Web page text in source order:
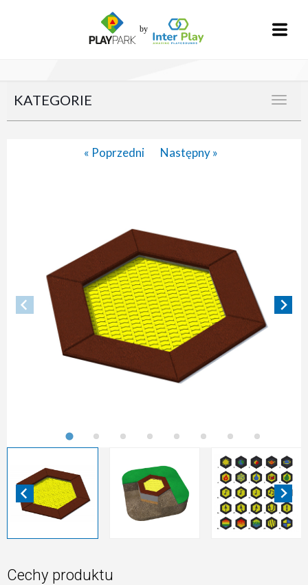
KATEGORIE
« Poprzedni Następny »
Cechy produktu